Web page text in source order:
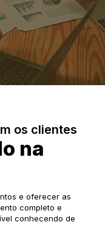
os clientes
na
e oferecer as
completo e
conhecendo de